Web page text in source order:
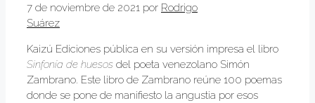
7 de noviembre de 2021 por Rodrigo
Suárez
Kaizú Ediciones pública en su versión impresa el libro
Sinfonía de huesos del poeta venezolano Simón
Zambrano. Este libro de Zambrano reúne 100 poemas
donde se pone de manifiesto la angustia por esos